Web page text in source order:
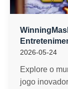
2026-05-24
Explore o
jogo